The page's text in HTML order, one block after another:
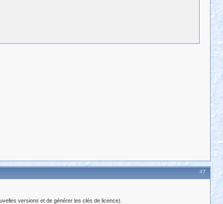
#7
versions et de générer les clés de licence).